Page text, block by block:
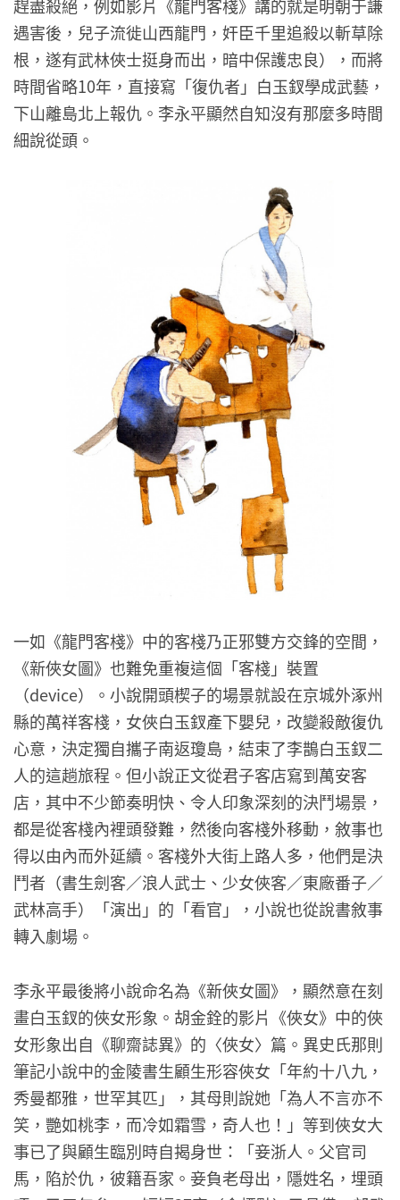
趕盡殺絕，例如影片《龍門客棧》講的就是明朝于謙
遇害後，兒子流徙山西龍門，奸臣千里追殺以斬草除
根，遂有武林俠士挺身而出，暗中保護忠良），而將
時間省略10年，直接寫「復仇者」白玉釵學成武藝，
下山離島北上報仇。李永平顯然自知沒有那麼多時間
細說從頭。
一如《龍門客棧》中的客棧乃正邪雙方交鋒的空間，
《新俠女圖》也難免重複這個「客棧」裝置
（device）。小說開頭楔子的場景就設在京城外涿州
縣的萬祥客棧，女俠白玉釵產下嬰兒，改變殺敵復仇
心意，決定獨自攜子南返瓊島，結束了李鵲白玉釵二
人的這趟旅程。但小說正文從君子客店寫到萬安客
店，其中不少節奏明快、令人印象深刻的決鬥場景，
都是從客棧內裡頭發難，然後向客棧外移動，敘事也
得以由內而外延續。客棧外大街上路人多，他們是決
鬥者（書生劍客／浪人武士、少女俠客／東廠番子／
武林高手）「演出」的「看官」，小說也從說書敘事
轉入劇場。
李永平最後將小說命名為《新俠女圖》，顯然意在刻
畫白玉釵的俠女形象。胡金銓的影片《俠女》中的俠
女形象出自《聊齋誌異》的〈俠女〉篇。異史氏那則
筆記小說中的金陵書生顧生形容俠女「年約十八九，
秀曼都雅，世罕其匹」，其母則說她「為人不言亦不
笑，艷如桃李，而冷如霜雪，奇人也！」等到俠女大
事已了與顧生臨別時自揭身世：「妾浙人。父官司
馬，陷於仇，彼籍吾家。妾負老母出，隱姓名，埋頭